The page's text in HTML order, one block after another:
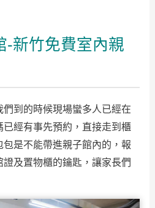
-新竹免費室內親
到的時候現場蠻多人已經在
經有事先預約，直接走到櫃
是不能帶進親子館內的，報
及置物櫃的鑰匙，讓家長們